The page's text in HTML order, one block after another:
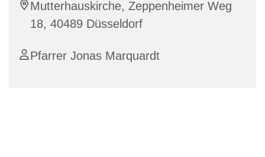
Mutterhauskirche, Zeppenheimer Weg
18, 40489 Düsseldorf
Pfarrer Jonas Marquardt